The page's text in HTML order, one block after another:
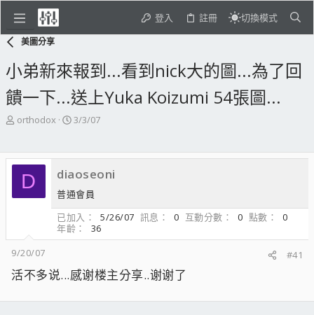
登入 註冊 切換模式
美圖分享
小弟新來報到...看到nick大的圖...為了回
饋一下...送上Yuka Koizumi 54張圖...
主
起
人
orthodox
開
期
3/3/07
D diaoseoni
普通會員
已加入
5/26/07 訊息 0 互動分數 0 點數
0
年齡
36
9/20/07
#41
活不多说...感谢楼主分享..谢谢了